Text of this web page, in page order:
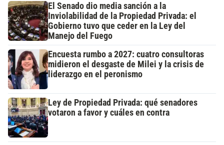
El Senado dio media sanción a la
Inviolabilidad de la Propiedad Privada: el
Gobierno tuvo que ceder en la Ley del
Manejo del Fuego
Encuesta rumbo a 2027: cuatro consultoras
midieron el desgaste de Milei y la crisis de
liderazgo en el peronismo
Ley de Propiedad Privada: qué senadores
votaron a favor y cuáles en contra